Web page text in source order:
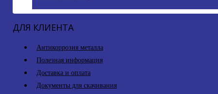
ДЛЯ КЛИЕНТА
Антикоррозия металла
Полезная информация
Доставка и оплата
Документы для скачивания